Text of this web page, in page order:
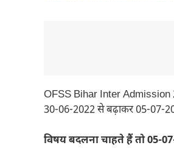
OFSS Bihar Inter Admission
30-06-2022 से बढ़ाकर 05-07-
विषय बदलना चाहते हैं तो 05-